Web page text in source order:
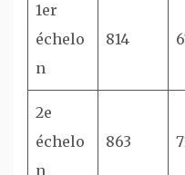
1er
échelo
n
814
2e
échelo
n
863